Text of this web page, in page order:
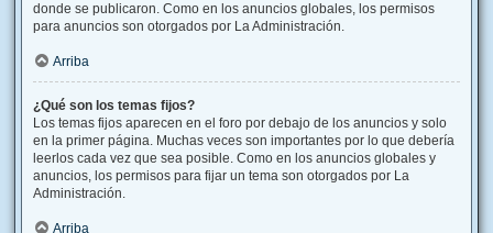
donde se publicaron. Como en los anuncios globales, los permisos
para anuncios son otorgados por La Administración.
Arriba
¿Qué son los temas fijos?
Los temas fijos aparecen en el foro por debajo de los anuncios y solo
en la primer página. Muchas veces son importantes por lo que debería
leerlos cada vez que sea posible. Como en los anuncios globales y
anuncios, los permisos para fijar un tema son otorgados por La
Administración.
Arriba